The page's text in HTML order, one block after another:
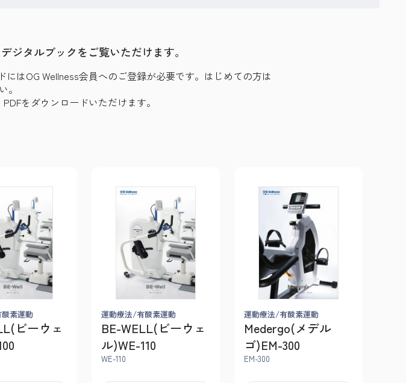
ジタルブックをご覧いただけます。
はOG Wellness会員へのご登録が必要です。はじめての方は
。
をダウンロードいただけます。
素運動
ビーウェ
運動療法/有酸素運動
BE-WELL(ビーウェ
ル)WE-110
WE-110
運動療法/有酸素運動
Medergo(メデル
ゴ)EM-300
EM-300